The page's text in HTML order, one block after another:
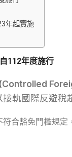
年起實施
112年度施行
接軌國際反避稅
合豁免門檻規